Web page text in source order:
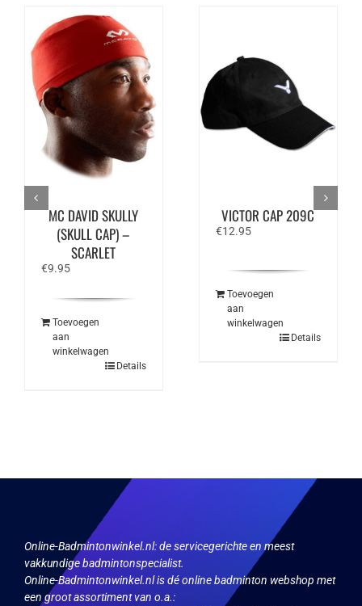
MC DAVID SKULLY
(SKULL CAP) –
SCARLET
€9.95
Toevoegen
aan
winkelwagen
Details
VICTOR CAP 209C
€12.95
Toevoegen
aan
winkelwagen
Details
Online-Badmintonwinkel.nl:de servicegerichte en meest
vakkundige badmintonspecialist.
Online-Badmintonwinkel.nl is dé online badminton webshop met
een groot assortiment van o.a.: